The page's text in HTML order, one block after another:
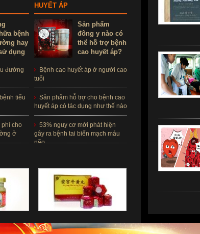
bệnh
hay
dụng
đường
tiểu
phí cho
ở
HUYẾT ÁP
Sản phẩm
đông y nào có
thể hỗ trợ bệnh
cao huyết áp?
Bệnh cao huyết áp ở người cao
tuổi
Sản phẩm hỗ trợ cho bệnh cao
huyết áp có tác dụng như thế nào
53% nguy cơ mới phát hiện
gây ra bệnh tai biến mạch máu
não